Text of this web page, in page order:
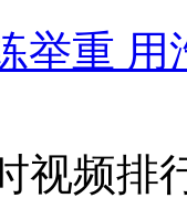
举重 用
视频排